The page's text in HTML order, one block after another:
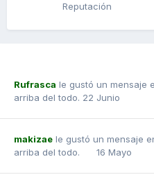
Reputación
Rufrasca le gustó un mensaje
arriba del todo. 22 Junio
makizae le gustó un mensaje
arriba del todo.
16 Mayo